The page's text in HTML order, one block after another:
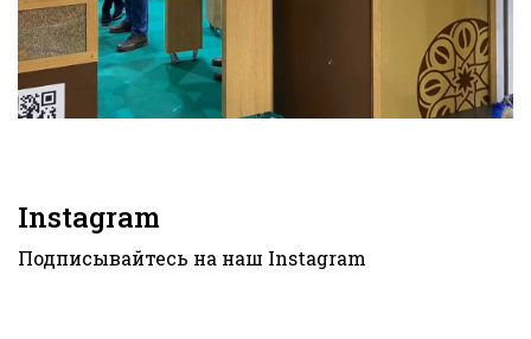
Instagram
Подписывайтесь на наш Instagram